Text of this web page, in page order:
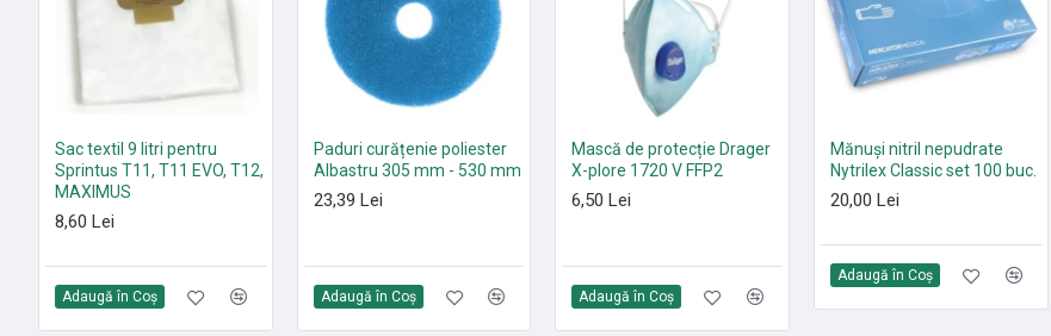
Sac textil 9 litri pentru
Sprintus T11, T11 EVO, T12,
MAXIMUS
8,60 Lei
Adaugă în Coş
Paduri curățenie poliester
Albastru 305 mm - 530 mm
23,39 Lei
Adaugă în Coş
Mască de protecție Drager
X-plore 1720 V FFP2
6,50 Lei
Adaugă în Coş
Paduri curățenie poliester
Roșu 305 mm - 530 mm
21,35 Lei
Mănuși nitril nepudrate
Nytrilex Classic set 100 buc.
20,00 Lei
Adaugă în Coş